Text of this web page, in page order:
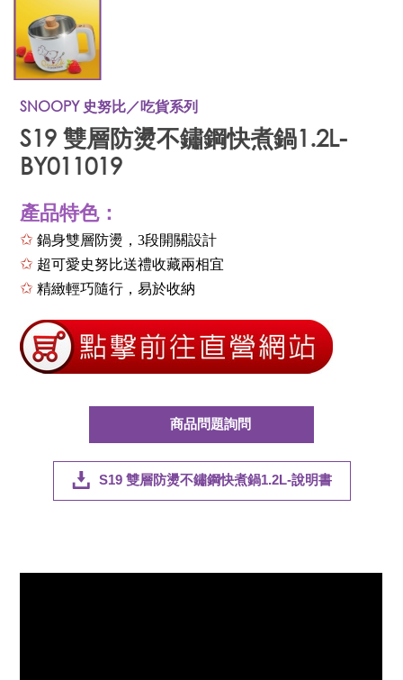
SNOOPY 史努比／吃貨系列
S19 雙層防燙不鏽鋼快煮鍋1.2L-
BY011019
產品特色：
✩ 鍋身雙層防燙，3段開關設計
✩ 超可愛史努比送禮收藏兩相宜
✩ 精緻輕巧隨行，易於收納
商品問題詢問
S19 雙層防燙不鏽鋼快煮鍋1.2L-說明書